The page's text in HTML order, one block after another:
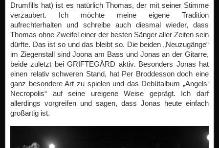
Drumfills hat) ist es natürlich Thomas, der mit seiner Stimme
verzaubert. Ich möchte meine eigene Tradition
aufrechterhalten und schreibe auch diesmal wieder, dass
Thomas ohne Zweifel einer der besten Sänger aller Zeiten sein
dürfte. Das ist so und das bleibt so. Die beiden „Neuzugänge“
im Ziegenstall sind Joona am Bass und Jonas an der Gitarre,
beide zuletzt bei GRIFTEGÅRD aktiv. Besonders Jonas hat
einen relativ schweren Stand, hat Per Broddesson doch eine
ganz besondere Art zu spielen und das Debütalbum „Angels‘
Necropolis“ auf seine ureigene Weise geprägt. Ich darf
allerdings vorgreifen und sagen, dass Jonas heute einfach
großartig ist.